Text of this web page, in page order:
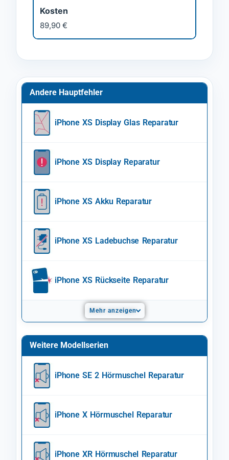
Kosten
89,90 €
Andere Hauptfehler
iPhone XS Display Glas Reparatur
iPhone XS Display Reparatur
iPhone XS Akku Reparatur
iPhone XS Ladebuchse Reparatur
iPhone XS Rückseite Reparatur
Mehr anzeigen
Weitere Modellserien
iPhone SE 2 Hörmuschel Reparatur
iPhone X Hörmuschel Reparatur
iPhone XR Hörmuschel Reparatur